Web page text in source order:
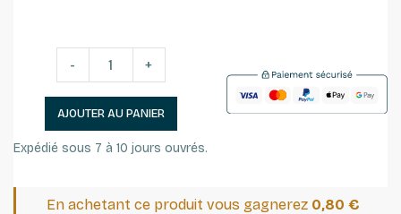
- +
AJOUTER AU PANIER
Expédié sous 7 à 10 jours ouvrés.
En achetant ce produit vous gagnerez 0,80 €